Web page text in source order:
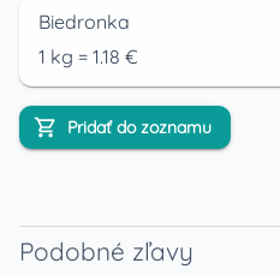
Biedronka
1 kg = 1.18 €
Pridať do zoznamu
Podobné zľavy